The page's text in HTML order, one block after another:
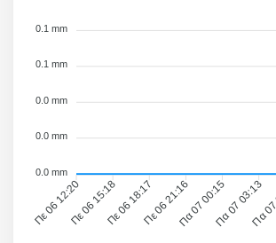
Πε 06 12:20Πε 06 15:18Πε 06 18:17Πε 06 21:16Πα 07 00:15Πα 07 03:13
Πα
0.1 mm
0.1 mm
0.0 mm
0.0 mm
0.0 mm